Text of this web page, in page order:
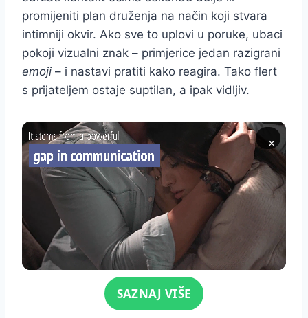
promijeniti plan druženja na način koji stvara
intimniji okvir. Ako sve to uplovi u poruke, ubaci
pokoji vizualni znak – primjerice jedan razigrani
emoji – i nastavi pratiti kako reagira. Tako flert
s prijateljem ostaje suptilan, a ipak vidljiv.
×
Click for soundSAZNAJ VIŠE